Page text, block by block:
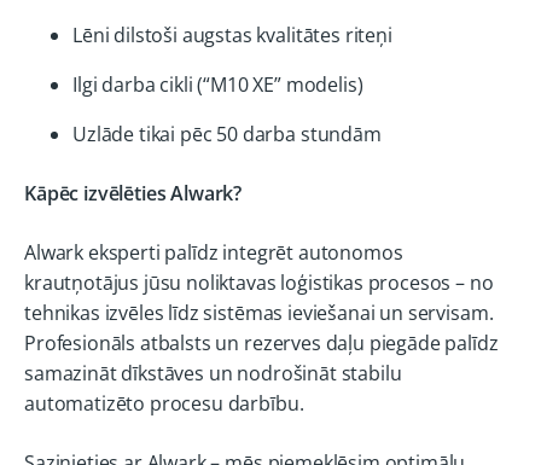
Lēni dilstoši augstas kvalitātes riteņi
Ilgi darba cikli (“M10 XE” modelis)
Uzlāde tikai pēc 50 darba stundām
Kāpēc izvēlēties Alwark?
Alwark eksperti palīdz integrēt autonomos
krautņotājus jūsu noliktavas loģistikas procesos – no
tehnikas izvēles līdz sistēmas ieviešanai un servisam.
Profesionāls atbalsts un rezerves daļu piegāde palīdz
samazināt dīkstāves un nodrošināt stabilu
automatizēto procesu darbību.